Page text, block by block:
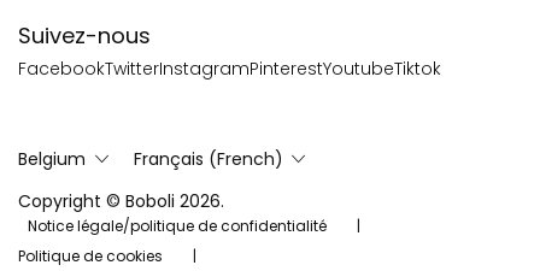
Suivez-nous
FacebookTwitterInstagramPinterestYoutubeTiktok
Belgium
Français (French)
Copyright © Boboli 2026.
Notice légale/politique de confidentialité
Politique de cookies